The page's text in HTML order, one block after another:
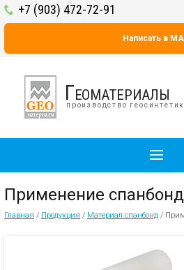
+7 (903) 472-72-91
Написать в
Геоматериалы
производство
Применение
Главная / Продукция / Материал спанбонд /